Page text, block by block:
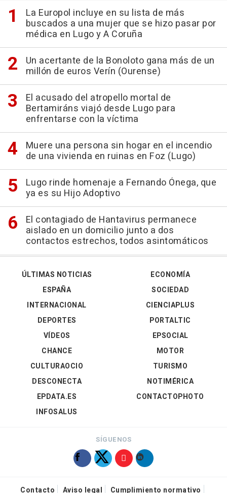
La Europol incluye en su lista de más
buscados a una mujer que se hizo pasar por
médica en Lugo y A Coruña
Un acertante de la Bonoloto gana más de un
millón de euros Verín (Ourense)
El acusado del atropello mortal de
Bertamiráns viajó desde Lugo para
enfrentarse con la víctima
Muere una persona sin hogar en el incendio
de una vivienda en ruinas en Foz (Lugo)
Lugo rinde homenaje a Fernando Ónega, que
ya es su Hijo Adoptivo
El contagiado de Hantavirus permanece
aislado en un domicilio junto a dos
contactos estrechos, todos asintomáticos
ÚLTIMAS NOTICIAS
ESPAÑA
INTERNACIONAL
DEPORTES
VÍDEOS
ECONOMÍA
SOCIEDAD
CIENCIAPLUS
PORTALTIC
EPSOCIAL
CHANCE
CULTURAOCIO
DESCONECTA
EPDATA.ES
INFOSALUS
MOTOR
TURISMO
NOTIMÉRICA
CONTACTOPHOTO
SÍGUENOS
Contacto Aviso legal Cumplimiento normativo